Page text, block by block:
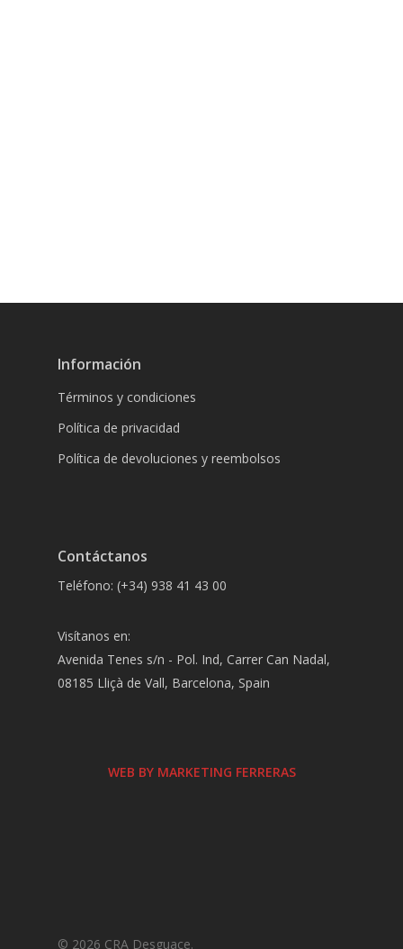
Información
Términos y condiciones
Política de privacidad
Política de devoluciones y reembolsos
Contáctanos
Teléfono: (+34) 938 41 43 00
Visítanos en:
Avenida Tenes s/n - Pol. Ind, Carrer Can Nadal,
08185 Lliçà de Vall, Barcelona, Spain
WEB BY MARKETING FERRERAS
© 2026 CRA Desguace.